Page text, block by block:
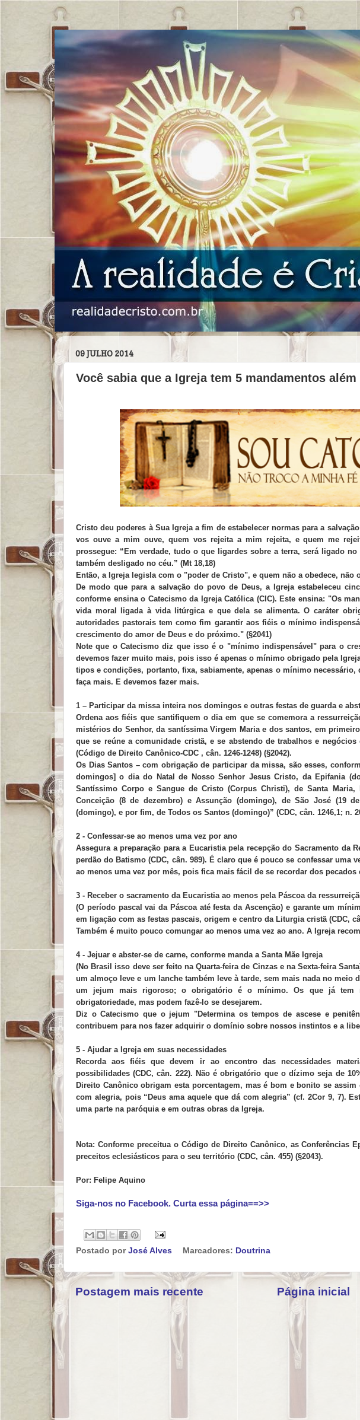
09 JULHO 2014
Você sabia que a Igreja tem 5 mandamentos
Cristo deu poderes à Sua Igreja a fim de estabelecer normas para a
vos ouve a mim ouve, quem vos rejeita a mim rejeita, e quem me
prossegue: “Em verdade, tudo o que ligardes sobre a terra, será ligado
também desligado no céu.” (Mt 18,18)
Então, a Igreja legisla com o "poder de Cristo", e quem não a obedece, não
De modo que para a salvação do povo de Deus, a Igreja estabeleceu
conforme ensina o Catecismo da Igreja Católica (CIC). Este ensina: "Os
vida moral ligada à vida litúrgica e que dela se alimenta. O caráter
autoridades pastorais tem como fim garantir aos fiéis o mínimo
crescimento do amor de Deus e do próximo." (§2041)
Note que o Catecismo diz que isso é o "mínimo indispensável" para o
devemos fazer muito mais, pois isso é apenas o mínimo obrigado pela
tipos e condições, portanto, fixa, sabiamente, apenas o mínimo
faça mais. E devemos fazer mais.
1 – Participar da missa inteira nos domingos e outras festas de guarda e
Ordena aos fiéis que santifiquem o dia em que se comemora a
mistérios do Senhor, da santíssima Virgem Maria e dos santos, em
que se reúne a comunidade cristã, e se abstendo de trabalhos e
(Código de Direito Canônico-CDC , cân. 1246-1248) (§2042).
Os Dias Santos – com obrigação de participar da missa, são esses,
domingos] o dia do Natal de Nosso Senhor Jesus Cristo, da Epifania
Santíssimo Corpo e Sangue de Cristo (Corpus Christi), de Santa
Conceição (8 de dezembro) e Assunção (domingo), de São José (19
(domingo), e por fim, de Todos os Santos (domingo)” (CDC, cân. 1246,1; n.
2 - Confessar-se ao menos uma vez por ano
Assegura a preparação para a Eucaristia pela recepção do Sacramento da
perdão do Batismo (CDC, cân. 989). É claro que é pouco se confessar uma
ao menos uma vez por mês, pois fica mais fácil de se recordar dos pecados
3 - Receber o sacramento da Eucaristia ao menos pela Páscoa da
(O período pascal vai da Páscoa até festa da Ascenção) e garante um
em ligação com as festas pascais, origem e centro da Liturgia cristã (CDC,
Também é muito pouco comungar ao menos uma vez ao ano. A Igreja
4 - Jejuar e abster-se de carne, conforme manda a Santa Mãe Igreja
(No Brasil isso deve ser feito na Quarta-feira de Cinzas e na Sexta-feira
um almoço leve e um lanche também leve à tarde, sem mais nada no meio
um jejum mais rigoroso; o obrigatório é o mínimo. Os que já tem
obrigatoriedade, mas podem fazê-lo se desejarem.
Diz o Catecismo que o jejum "Determina os tempos de ascese e
contribuem para nos fazer adquirir o domínio sobre nossos instintos e a
5 - Ajudar a Igreja em suas necessidades
Recorda aos fiéis que devem ir ao encontro das necessidades
possibilidades (CDC, cân. 222). Não é obrigatório que o dízimo seja de
Direito Canônico obrigam esta porcentagem, mas é bom e bonito se
com alegria, pois “Deus ama aquele que dá com alegria” (cf. 2Cor 9, 7).
uma parte na paróquia e em outras obras da Igreja.
Nota: Conforme preceitua o Código de Direito Canônico, as Conferências
preceitos eclesiásticos para o seu território (CDC, cân. 455) (§2043).
Por: Felipe Aquino
Siga-nos no Facebook. Curta essa página==>>
Postado por José Alves Marcadores: Doutrina
Postagem mais recente Página inicial